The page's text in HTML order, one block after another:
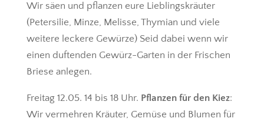
Wir säen und pflanzen eure Lieblingskräuter
(Petersilie, Minze, Melisse, Thymian und viele
weitere leckere Gewürze) Seid dabei wenn wir
einen duftenden Gewürz-Garten in der Frischen
Briese anlegen.
Freitag 12.05. 14 bis 18 Uhr. Pflanzen für den Kiez:
Wir vermehren Kräuter, Gemüse und Blumen für